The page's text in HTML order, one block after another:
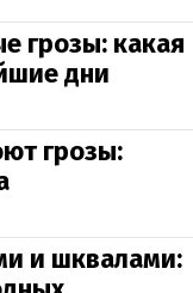
грозы: какая
дни
грозы:
и шквалами: